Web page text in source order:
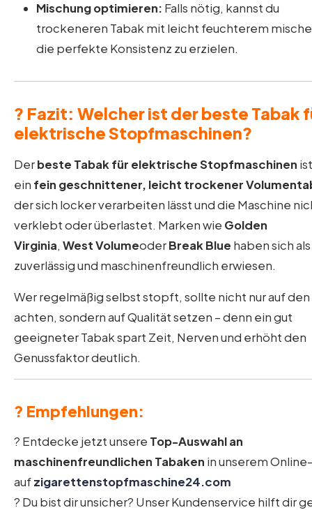
Mischung optimieren: Falls nötig, kannst du
trockeneren Tabak mit leicht feuchterem
die perfekte Konsistenz zu erzielen.
? Fazit: Welcher ist der beste Tabak
elektrische Stopfmaschinen?
Derbeste Tabak für elektrische Stopfmaschinen ist
ein fein geschnittener, leicht trockener
der sich locker verarbeiten lässt und die Maschine
verklebt oder überlastet. Marken wie Golden
Virginia, West VolumeoderBreak Blue haben sich als
zuverlässig und maschinenfreundlich erwiesen.
Wer regelmäßig selbst stopft, sollte nicht nur auf den
achten, sondern auf Qualität setzen – denn ein gut
geeigneter Tabak spart Zeit, Nerven und erhöht den
Genussfaktor deutlich.
? Empfehlungen:
? Entdecke jetzt unsere Top-Auswahl an
maschinenfreundlichen Tabaken in unserem
aufzigarettenstopfmaschine24.com
? Du bist dir unsicher? Unser Kundenservice hilft dir